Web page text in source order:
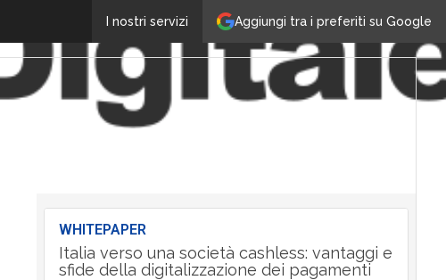
Aggiungi tra i preferiti su Google
I nostri servizi
WHITEPAPER
Italia verso una società cashless: vantaggi e
sfide della digitalizzazione dei pagamenti